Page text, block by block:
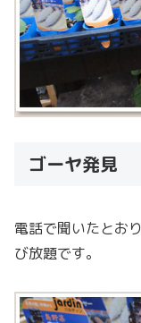
ゴーヤ発見
電話で聞いたとお
び放題です。